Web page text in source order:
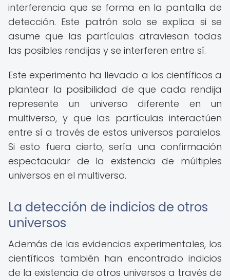
interferencia que se forma en la pantalla de
detección. Este patrón solo se explica si se
asume que las partículas atraviesan todas
las posibles rendijas y se interferen entre sí.
Este experimento ha llevado a los científicos a
plantear la posibilidad de que cada rendija
represente un universo diferente en un
multiverso, y que las partículas interactúen
entre sí a través de estos universos paralelos.
Si esto fuera cierto, sería una confirmación
espectacular de la existencia de múltiples
universos en el multiverso.
La detección de indicios de otros
universos
Además de las evidencias experimentales, los
científicos también han encontrado indicios
de la existencia de otros universos a través de